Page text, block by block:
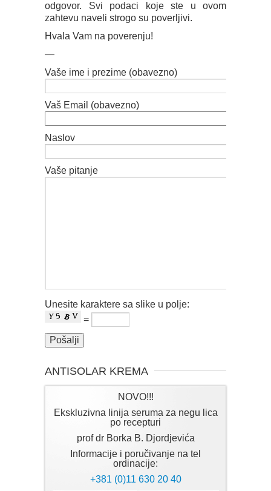
odgovor. Svi podaci koje ste u ovom
zahtevu naveli strogo su poverljivi.
Hvala Vam na poverenju!
—
Vaše ime i prezime (obavezno)
Vaš Email (obavezno)
Naslov
Vaše pitanje
Unesite karaktere sa slike u polje:
=
ANTISOLAR KREMA
NOVO!!!
Ekskluzivna linija seruma za negu lica
po recepturi
prof dr Borka B. Djordjevića
Informacije i poručivanje na tel
ordinacije:
+381 (0)11 630 20 40